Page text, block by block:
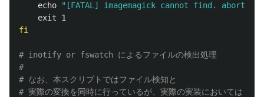
echo
"[FATAL] imagemagick cannot find. abort."
exit
fi
# inotify or fswatch によるファイルの検出処理
#
# なお、本スクリプトではファイル検知と
# 実際の変換を同時に行っているが、実際の実装においては